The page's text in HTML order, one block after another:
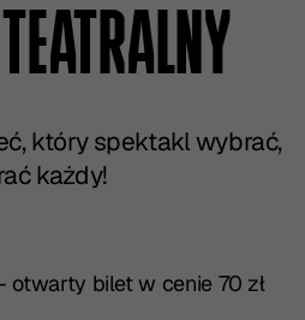
który spektakl wybrać,
każdy!
otwarty bilet w cenie 70 zł